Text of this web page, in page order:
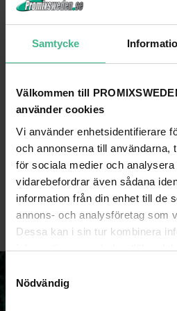
Samtycke
Välkommen till
använder cookies
Vi använder enhetsidentifierare
och annonserna till användarna,
för sociala medier och
vidarebefordrar även sådana
information från din enhet till de
annons- och analysföretag som
Dessa kan i sin tur kombinera
information som du har
Nödvändig
2 231 kr 3 077 kr 1
Du har sett 6 av 6